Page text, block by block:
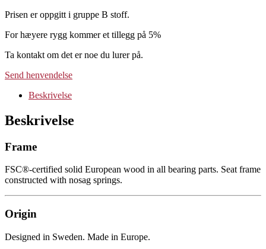
Prisen er oppgitt i gruppe B stoff.
For hæyere rygg kommer et tillegg på 5%
Ta kontakt om det er noe du lurer på.
Send henvendelse
Beskrivelse
Beskrivelse
Frame
FSC®-certified solid European wood in all bearing parts. Seat frame
constructed with nosag springs.
Origin
Designed in Sweden. Made in Europe.